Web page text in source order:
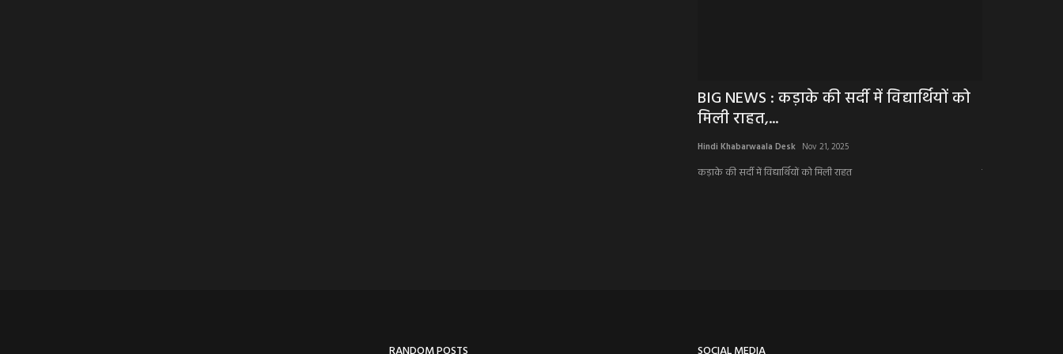
BIG NEWS : कड़ाके की सर्दी में विद्यार्थियों को
मिली राहत,...
Hindi Khabarwaala Desk Nov 21, 2025
कड़ाके की सर्दी में विद्यार्थियों को मिली राहत